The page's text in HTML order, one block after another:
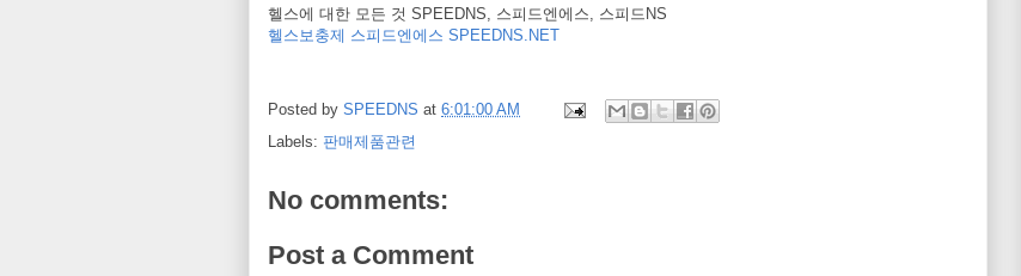
헬스에 대한 모든 것 SPEEDNS, 스피드엔에스, 스피드NS
헬스보충제 스피드엔에스 SPEEDNS.NET
Posted by SPEEDNS at 6:01:00 AM
Labels: 판매제품관련
No comments:
Post a Comment